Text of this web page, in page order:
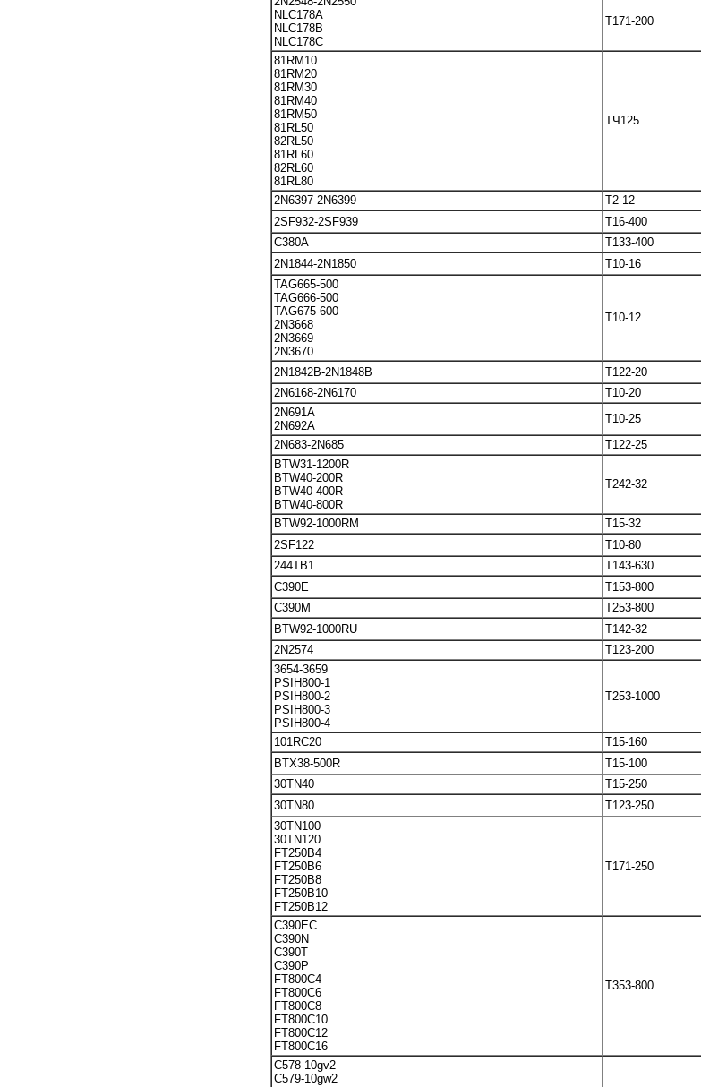
NLC178A
NLC178B
NLC178C
T171-200
81RM10
81RM20
81RM30
81RM40
81RM50
81RL50
82RL50
81RL60
82RL60
81RL80
ТЧ125
2N6397-2N6399
T2-12
2SF932-2SF939
T16-400
C380A
T133-400
2N1844-2N1850
T10-16
TAG665-500
TAG666-500
TAG675-600
2N3668
2N3669
2N3670
T10-12
2N1842B-2N1848B
T122-20
2N6168-2N6170
T10-20
2N691A
2N692A
T10-25
2N683-2N685
T122-25
BTW31-1200R
BTW40-200R
BTW40-400R
BTW40-800R
T242-32
BTW92-1000RM
T15-32
2SF122
T10-80
244TB1
T143-630
C390E
T153-800
C390M
T253-800
BTW92-1000RU
T142-32
2N2574
T123-200
3654-3659
PSIH800-1
PSIH800-2
PSIH800-3
PSIH800-4
T253-1000
101RC20
T15-160
BTX38-500R
T15-100
30TN40
T15-250
30TN80
T123-250
30TN100
30TN120
FT250B4
FT250B6
FT250B8
FT250B10
FT250B12
T171-250
C390EC
C390N
C390T
C390P
FT800C4
FT800C6
FT800C8
FT800C10
FT800C12
FT800C16
T353-800
C578-10gv2
C579-10gw2